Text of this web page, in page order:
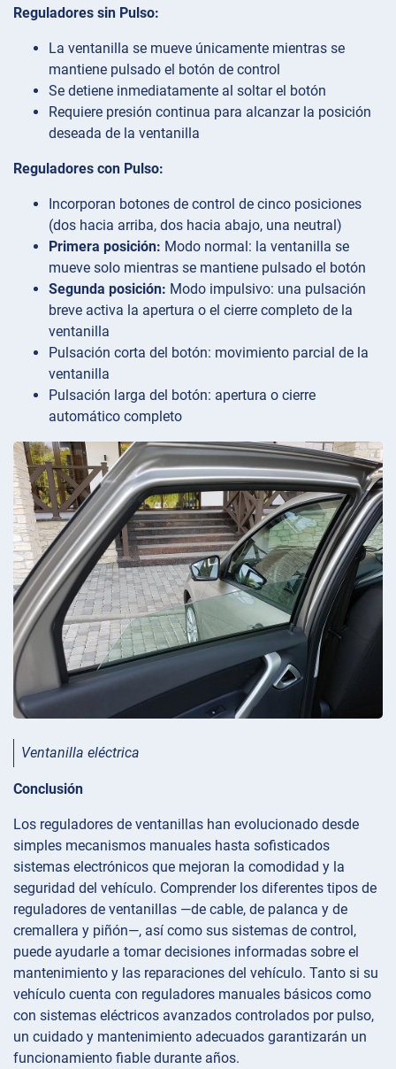
Reguladores sin Pulso:
La ventanilla se mueve únicamente mientras se
mantiene pulsado el botón de control
Se detiene inmediatamente al soltar el botón
Requiere presión continua para alcanzar la posición
deseada de la ventanilla
Reguladores con Pulso:
Incorporan botones de control de cinco posiciones
(dos hacia arriba, dos hacia abajo, una neutral)
Primera posición: Modo normal: la ventanilla se
mueve solo mientras se mantiene pulsado el botón
Segunda posición: Modo impulsivo: una pulsación
breve activa la apertura o el cierre completo de la
ventanilla
Pulsación corta del botón: movimiento parcial de la
ventanilla
Pulsación larga del botón: apertura o cierre
automático completo
Ventanilla eléctrica
Conclusión
Los reguladores de ventanillas han evolucionado desde
simples mecanismos manuales hasta sofisticados
sistemas electrónicos que mejoran la comodidad y la
seguridad del vehículo. Comprender los diferentes tipos de
reguladores de ventanillas —de cable, de palanca y de
cremallera y piñón—, así como sus sistemas de control,
puede ayudarle a tomar decisiones informadas sobre el
mantenimiento y las reparaciones del vehículo. Tanto si su
vehículo cuenta con reguladores manuales básicos como
con sistemas eléctricos avanzados controlados por pulso,
un cuidado y mantenimiento adecuados garantizarán un
funcionamiento fiable durante años.